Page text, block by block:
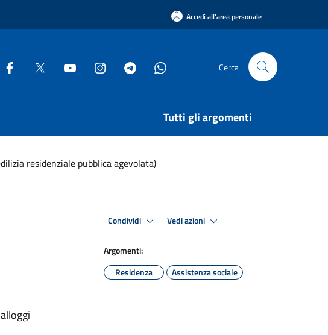
Accedi all'area personale
Cerca
Tutti gli argomenti
residenziale pubblica agevolata)
Condividi Vedi azioni
Argomenti:
Residenza
Assistenza sociale